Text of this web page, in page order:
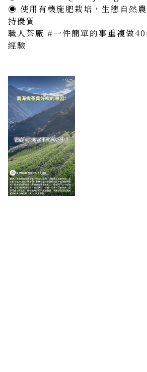
◉ 使用有機施肥栽培，生態自然
持優質
職人茶廠 #一件簡單的事重複做
經驗